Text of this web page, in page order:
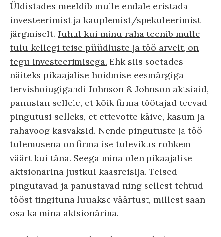
Üldistades meeldib mulle endale eristada
investeerimist ja kauplemist/spekuleerimist
järgmiselt. Juhul kui minu raha teenib mulle
tulu kellegi teise püüdluste ja töö arvelt, on
tegu investeerimisega. Ehk siis soetades
näiteks pikaajalise hoidmise eesmärgiga
tervishoiugigandi Johnson & Johnson aktsiaid,
panustan sellele, et kõik firma töötajad teevad
pingutusi selleks, et ettevõtte käive, kasum ja
rahavoog kasvaksid. Nende pingutuste ja töö
tulemusena on firma ise tulevikus rohkem
väärt kui täna. Seega mina olen pikaajalise
aktsionärina justkui kaasreisija. Teised
pingutavad ja panustavad ning sellest tehtud
tööst tingituna luuakse väärtust, millest saan
osa ka mina aktsionärina.